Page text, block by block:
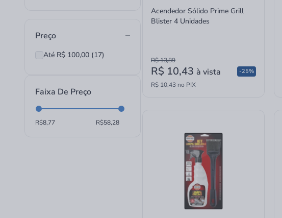
Preço
Até R$ 100,00 (17)
Faixa De Preço
R$ R$
Acendedor Sólido Prime Grill
Blister 4 Unidades
R$ 13,89
R$ 10,43 à vista
R$ 10,43 no PIX
-25%